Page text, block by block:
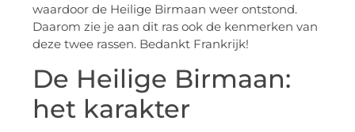
waardoor de Heilige Birmaan weer ontstond.
Daarom zie je aan dit ras ook de kenmerken van
deze twee rassen. Bedankt Frankrijk!
De Heilige Birmaan:
het karakter